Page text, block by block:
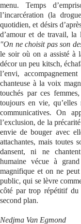
menu. Temps
l’incarcération (la
quotidien, et désirs
d’amour et de travail,
"On ne choisit pas son
le soir où on a assisté à
décor un peu kitsch,
l’envi,
chanteuse à la voix
touchés par ces
toujours en vie,
communicatives. On
l’exclusion, de la
envie de bouger avec
attachantes, mais toutes
dansent, ni ne
humaine vécue à
magnifique et on ne
public, qui se lèvre
côté par trop répétitif du
second plan.
Nedjma Van Egmond